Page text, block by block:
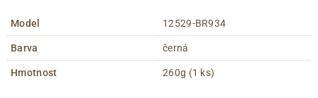
Model 12529-BR934
Barva černá
Hmotnost 260g (1 ks)